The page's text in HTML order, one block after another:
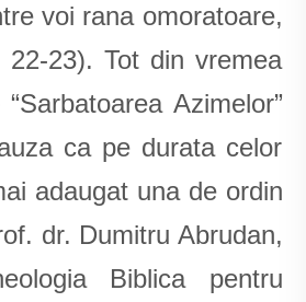
voi rana omoratoare,
23). Tot din vremea
Azimelor”
ca pe durata celor
adaugat una de ordin
dr. Dumitru Abrudan,
Biblica pentru